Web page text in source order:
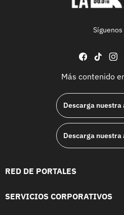
Síguenos
facebook
tiktok
Más contenido
Descarga nuestra
Descarga nuestra
RED DE PORTALES
SERVICIOS CORPORATIVOS